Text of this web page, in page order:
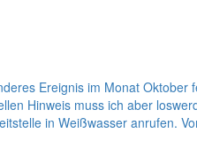
Ereignis im Monat
Hinweis muss ich aber
in Weißwasser anrufen.